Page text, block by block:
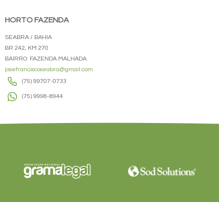
HORTO FAZENDA
SEABRA / BAHIA
BR 242, KM 270
BAIRRO: FAZENDA MALHADA
josefranciscoseabra@gmail.com
(75) 99707-0733
(75) 9998-8944